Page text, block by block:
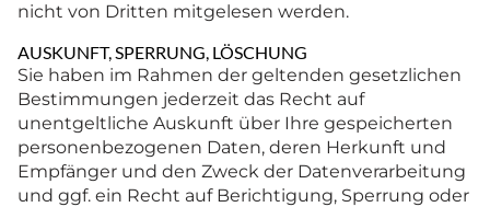
nicht von Dritten mitgelesen werden.
AUSKUNFT, SPERRUNG, LÖSCHUNG
Sie haben im Rahmen der geltenden gesetzlichen
Bestimmungen jederzeit das Recht auf
unentgeltliche Auskunft über Ihre gespeicherten
personenbezogenen Daten, deren Herkunft und
Empfänger und den Zweck der Datenverarbeitung
und ggf. ein Recht auf Berichtigung, Sperrung oder